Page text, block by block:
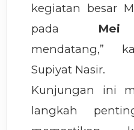
kegiatan besar
pada
mendatang,”
Supiyat Nasir.
Kunjungan ini
langkah